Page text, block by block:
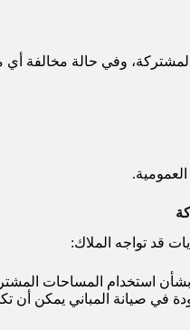
وفي حالة مخالفة أي
قد تواجه الملاك:
استخدام المساحات
في صيانة المباني يمكن أن